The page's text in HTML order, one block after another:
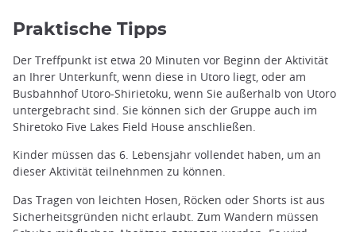
Praktische Tipps
Der Treffpunkt ist etwa 20 Minuten vor Beginn der Aktivität
an Ihrer Unterkunft, wenn diese in Utoro liegt, oder am
Busbahnhof Utoro-Shirietoku, wenn Sie außerhalb von Utoro
untergebracht sind. Sie können sich der Gruppe auch im
Shiretoko Five Lakes Field House anschließen.
Kinder müssen das 6. Lebensjahr vollendet haben, um an
dieser Aktivität teilnehnmen zu können.
Das Tragen von leichten Hosen, Röcken oder Shorts ist aus
Sicherheitsgründen nicht erlaubt. Zum Wandern müssen